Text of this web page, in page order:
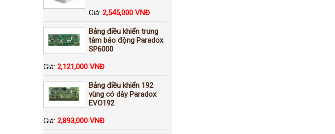
Giá: 2,545,000 VNĐ
Bảng điều khiển trung
tâm báo động Paradox
SP6000
Giá: 2,121,000 VNĐ
Bảng điều khiển 192
vùng có dây Paradox
EVO192
Giá: 2,893,000 VNĐ